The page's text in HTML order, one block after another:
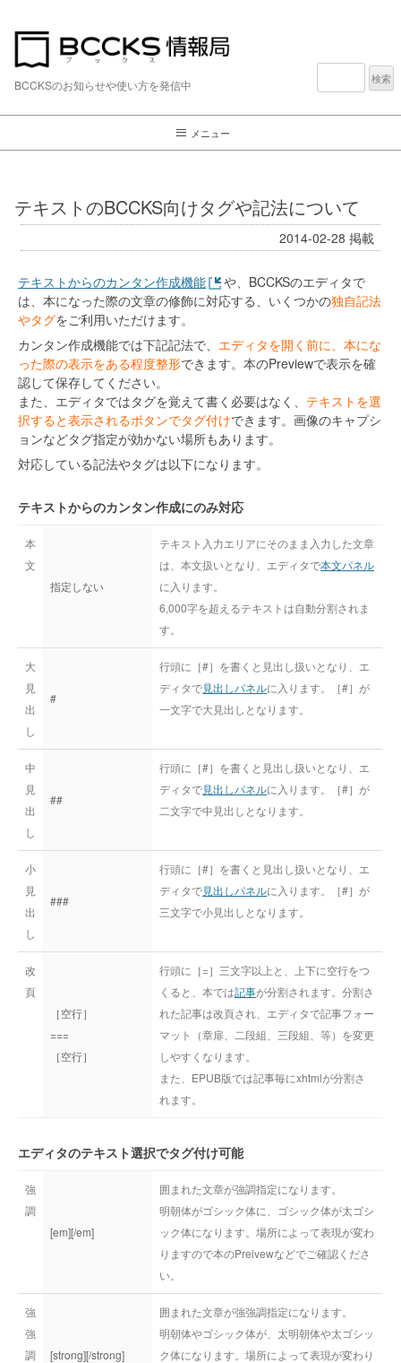
BCCKSのお知らせや使い方を発信中
検
メニュー
テキストのBCCKS向けタグや記法について
2014-02-28 掲載
テキストからのカンタン作成機能
や、BCCKSのエディタで
は、本になった際の文章の修飾に対応する、いくつかの独自記法
やタグをご利用いただけます。
カンタン作成機能では下記記法で、 エディタを開く前に、本にな
った際の表示をある程度整形できます。本のPreviewで表示を確
認して保存してください。
また、エディタではタグを覚えて書く必要はなく、 テキストを選
択すると表示されるボタンでタグ付けできます。画像のキャプシ
ョンなどタグ指定が効かない場所もあります。
対応している記法やタグは以下になります。
テキストからのカンタン作成にのみ対応
本
文
指定しない
テキスト入力エリアにそのまま入力した文章
は、本文扱いとなり、エディタで本文パネル
に入ります。
6,000字を超えるテキストは自動分割されま
す。
大
見
出
し
#
行頭に［#］を書くと見出し扱いとなり、エ
ディタで見出しパネルに入ります。［#］が
一文字で大見出しとなります。
中
見
出
し
##
行頭に［#］を書くと見出し扱いとなり、エ
ディタで見出しパネルに入ります。［#］が
二文字で中見出しとなります。
小
見
出
し
###
行頭に［#］を書くと見出し扱いとなり、エ
ディタで見出しパネルに入ります。［#］が
三文字で小見出しとなります。
改
頁
［空行］
===
［空行］
行頭に［=］三文字以上と、上下に空行をつ
くると、本では記事が分割されます。分割さ
れた記事は改頁され、エディタで記事フォー
マット（章扉、二段組、三段組、等）を変更
しやすくなります。
また、EPUB版では記事毎にxhtmlが分割さ
れます。
エディタのテキスト選択でタグ付け可能
強
調
[em][/em]
囲まれた文章が強調指定になります。
明朝体がゴシック体に、ゴシック体が太ゴシ
ック体になります。場所によって表現が変わ
りますので本のPreivewなどでご確認くださ
い。
強
強
調
[strong][/strong]
囲まれた文章が強強調指定になります。
明朝体やゴシック体が、太明朝体や太ゴシッ
ク体になります。場所によって表現が変わり